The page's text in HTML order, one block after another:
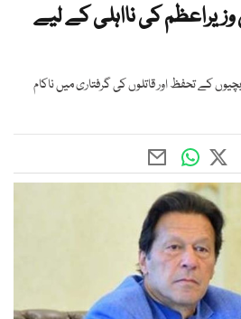
کی نااہلی کے لیے
کے تحفظ اور قاتلوں کی گرفتاری میں ناکام